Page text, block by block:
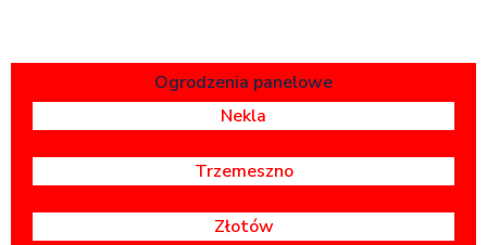
Ogrodzenia panelowe
Nekla
Trzemeszno
Złotów